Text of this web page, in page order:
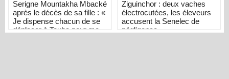
Serigne Mountakha Mbacké
après le décès de sa fille : «
Je dispense chacun de se
déplacer à Touba pour me
Ziguinchor : deux vaches
électrocutées, les éleveurs
accusent la Senelec de
négligence